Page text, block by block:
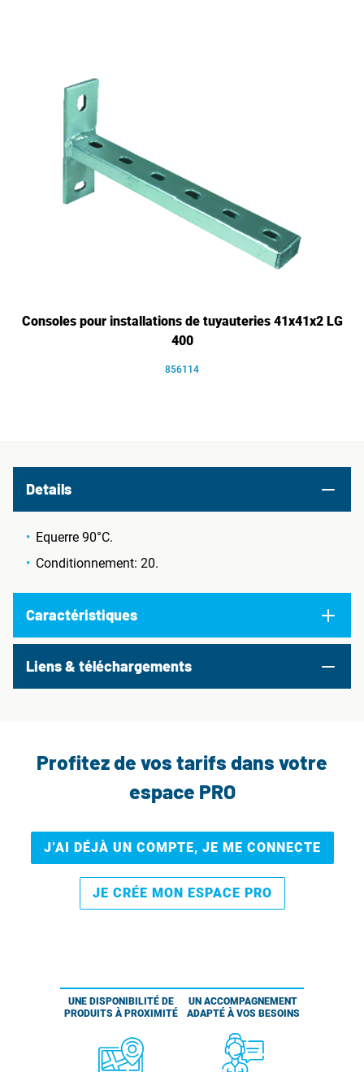
Consoles pour installations de tuyauteries 41x41x2 LG
400
856114
Details
Equerre 90°C.
Conditionnement: 20.
Caractéristiques
Liens & téléchargements
Profitez de vos tarifs dans votre
espace PRO
J’AI DÉJÀ UN COMPTE, JE ME CONNECTE
JE CRÉE MON ESPACE PRO
UNE DISPONIBILITÉ DE
PRODUITS À PROXIMITÉ
UN ACCOMPAGNEMENT
ADAPTÉ À VOS BESOINS